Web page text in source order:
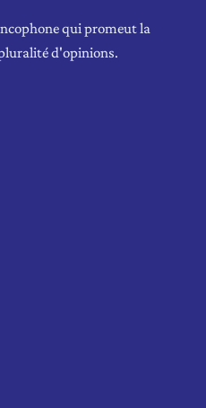
qui promeut la
d'opinions.